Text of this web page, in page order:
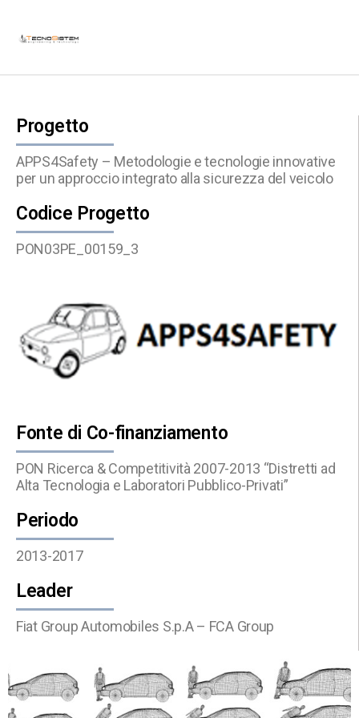
Progetto
APPS4Safety – Metodologie e tecnologie innovative
per un approccio integrato alla sicurezza del veicolo
Codice Progetto
PON03PE_00159_3
Fonte di Co-finanziamento
PON Ricerca & Competitività 2007-2013 “Distretti ad
Alta Tecnologia e Laboratori Pubblico-Privati”
Periodo
2013-2017
Leader
Fiat Group Automobiles S.p.A – FCA Group